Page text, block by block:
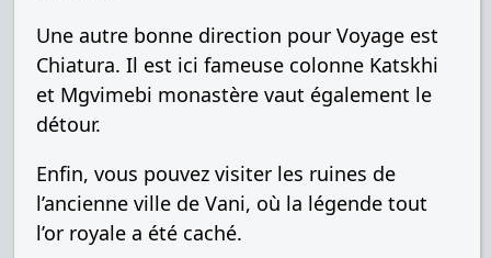
Une autre bonne direction pour Voyage est
Chiatura. Il est ici fameuse colonne Katskhi
et Mgvimebi monastère vaut également le
détour.
Enfin, vous pouvez visiter les ruines de
l’ancienne ville de Vani, où la légende tout
l’or royale a été caché.